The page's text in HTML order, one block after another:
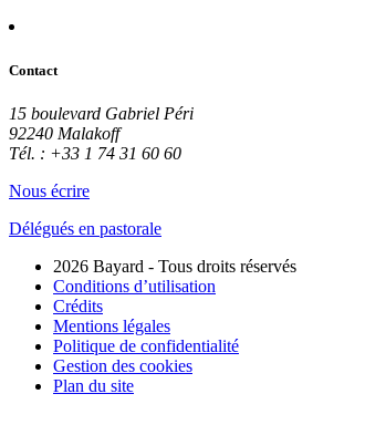
Contact
15 boulevard Gabriel Péri
92240 Malakoff
Tél. : +33 1 74 31 60 60
Nous écrire
Délégués en pastorale
2026 Bayard - Tous droits réservés
Conditions d’utilisation
Crédits
Mentions légales
Politique de confidentialité
Gestion des cookies
Plan du site